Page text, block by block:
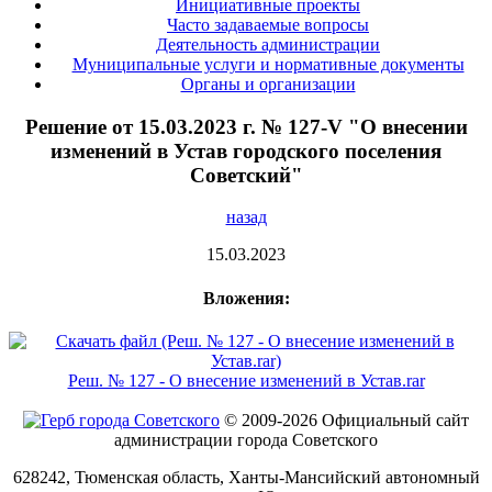
Инициативные проекты
Часто задаваемые вопросы
Деятельность администрации
Муниципальные услуги и нормативные документы
Органы и организации
Решение от 15.03.2023 г. № 127-V "О внесении
изменений в Устав городского поселения
Советский"
назад
15.03.2023
Вложения:
Реш. № 127 - О внесение изменений в Устав.rar
© 2009-2026 Официальный сайт
администрации города Советского
628242, Тюменская область, Ханты-Мансийский автономный